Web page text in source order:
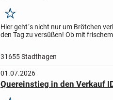
Merken
Hier geht´s nicht nur um Brötchen
den Tag zu versüßen! Ob mit
31655 Stadthagen
01.07.2026
Quereinstieg in den Verkauf